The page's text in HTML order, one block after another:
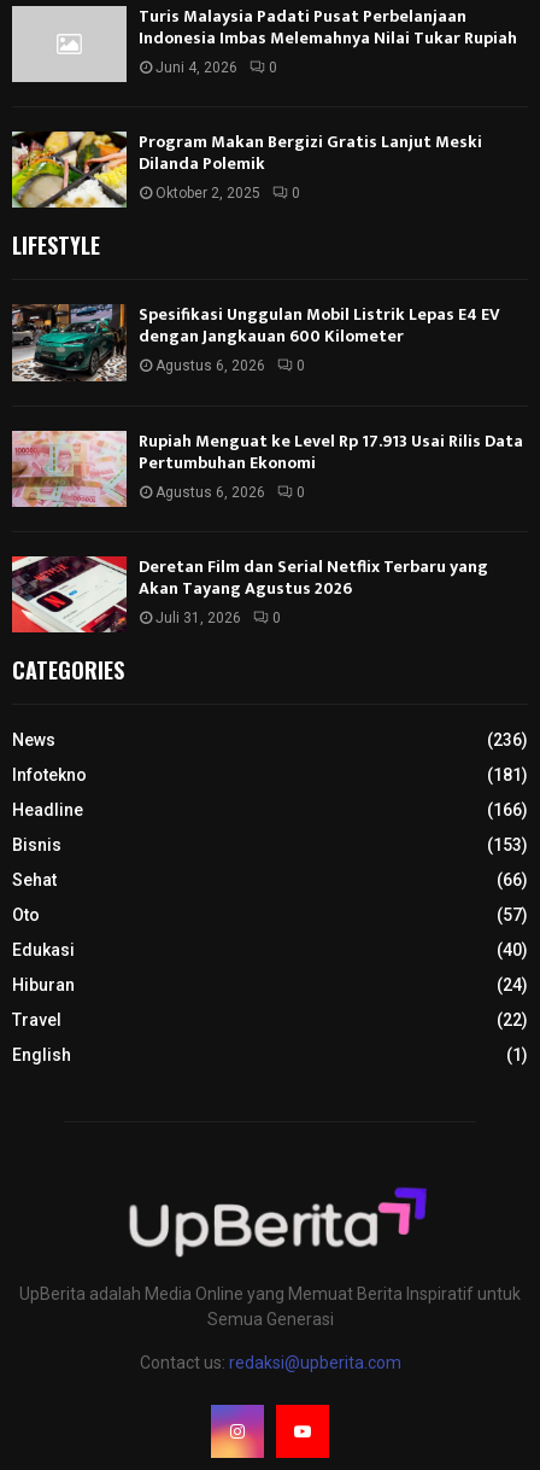
Turis Malaysia Padati Pusat Perbelanjaan
Indonesia Imbas Melemahnya Nilai Tukar Rupiah
Juni 4, 2026 0
Program Makan Bergizi Gratis Lanjut Meski
Dilanda Polemik
Oktober 2, 2025 0
LIFESTYLE
Spesifikasi Unggulan Mobil Listrik Lepas E4 EV
dengan Jangkauan 600 Kilometer
Agustus 6, 2026 0
Rupiah Menguat ke Level Rp 17.913 Usai Rilis Data
Pertumbuhan Ekonomi
Agustus 6, 2026 0
Deretan Film dan Serial Netflix Terbaru yang
Akan Tayang Agustus 2026
Juli 31, 2026 0
CATEGORIES
News
(236)
Infotekno
(181)
Headline
(166)
Bisnis
(153)
Sehat
(66)
Oto
(57)
Edukasi
(40)
Hiburan
(24)
Travel
(22)
English
(1)
UpBerita adalah Media Online yang Memuat Berita Inspiratif untuk
Semua Generasi
Contact us: redaksi@upberita.com